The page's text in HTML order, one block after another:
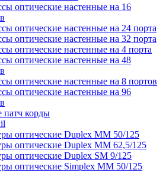
оптические настенные на 16
оптические настенные на 24 порта
оптические настенные на 32 порта
оптические настенные на 4 порта
оптические настенные на 48
оптические настенные на 8 портов
оптические настенные на 96
патч корды
оптические Duplex MM 50/125
оптические Duplex MM 62,5/125
оптические Duplex SM 9/125
оптические Simplex MM 50/125